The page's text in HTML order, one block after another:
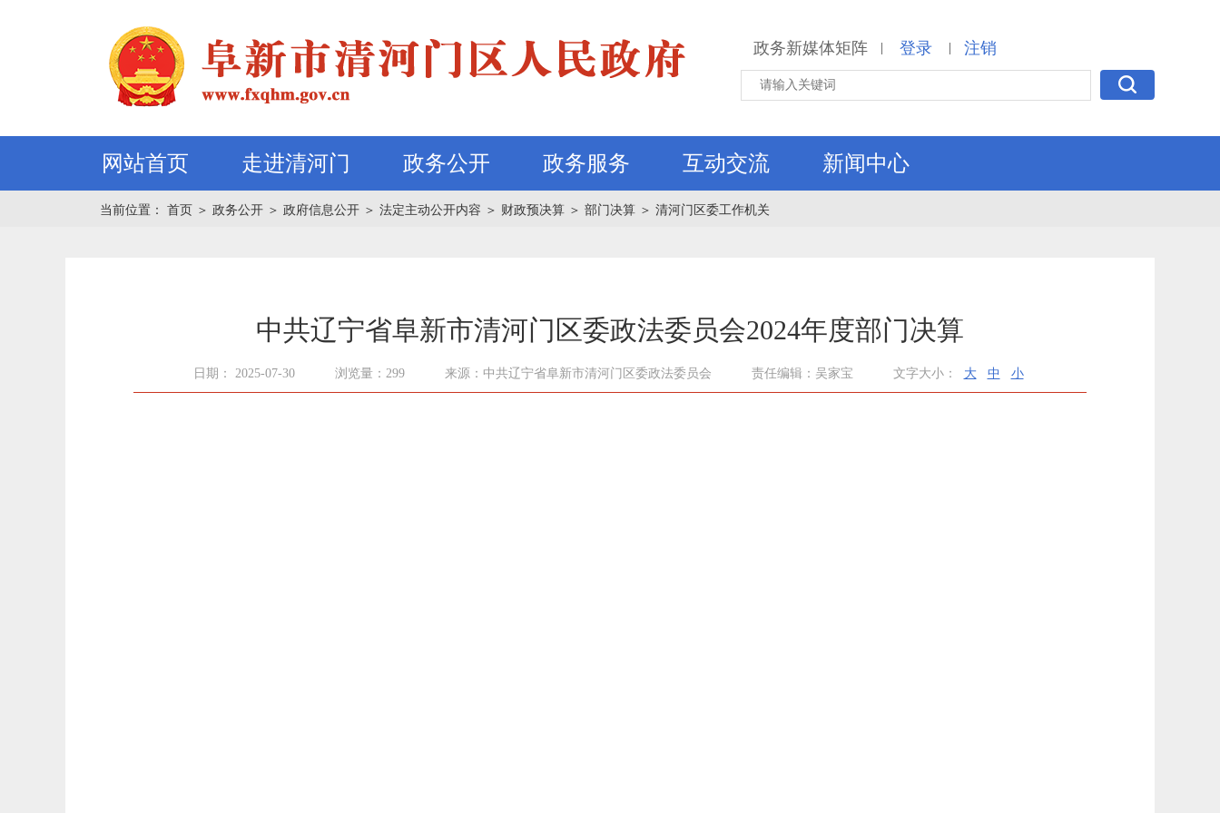
政务新媒体矩阵 | 登录 | 注销
网站首页 走进清河门 政务公开 政务服务 互动交流 新闻中心
当前位置： 首页 ＞ 政务公开 ＞ 政府信息公开 ＞ 法定主动公开内容 ＞ 财政预决算 ＞ 部门决算 ＞ 清河门区委工作机关
中共辽宁省阜新市清河门区委政法委员会2024年度部门决算
日期： 2025-07-30 浏览量：299 来源：中共辽宁省阜新市清河门区委政法委员会 责任编辑：吴家宝 文字大小： 大 中 小